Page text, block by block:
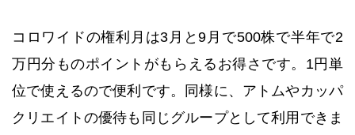
コロワイドの権利月は3月と9月で500株で半年で2
万円分ものポイントがもらえるお得さです。1円単
位で使えるので便利です。同様に、アトムやカッパ
クリエイトの優待も同じグループとして利用できま